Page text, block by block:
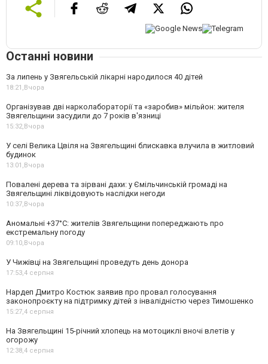
Останні новини
За липень у Звягельській лікарні народилося 40 дітей
18:21,Вчора
Організував дві нарколабораторії та «заробив» мільйон: жителя
Звягельщини засудили до 7 років в'язниці
15:32,Вчора
У селі Велика Цвіля на Звягельщині блискавка влучила в житловий
будинок
13:01,Вчора
Повалені дерева та зірвані дахи: у Ємільчинській громаді на
Звягельщині ліквідовують наслідки негоди
10:37,Вчора
Аномальні +37°C: жителів Звягельщини попереджають про
екстремальну погоду
09:10,Вчора
У Чижівці на Звягельщині проведуть день донора
17:53,4 серпня
Нардеп Дмитро Костюк заявив про провал голосування
законопроєкту на підтримку дітей з інвалідністю через Тимошенко
15:27,4 серпня
На Звягельщині 15-річний хлопець на мотоциклі вночі влетів у
огорожу
12:38,4 серпня